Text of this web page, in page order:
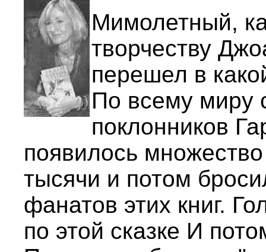
Мимолетный,
творчеству
перешел в
По всему миру
поклонников
появилось
тысячи и потом
фанатов этих книг.
по этой сказке И